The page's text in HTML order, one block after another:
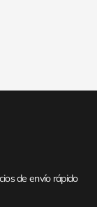
de envío rápido